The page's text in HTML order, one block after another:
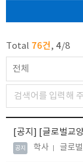
Total 76건, 4/8
전체
[공지] [글로벌교
공지 학사 글로